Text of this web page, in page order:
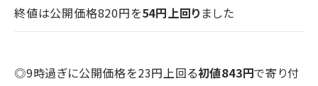
終値は公開価格820円を54円上回り ました
◎9時過ぎに公開価格を23円上回る初値843円で寄り付